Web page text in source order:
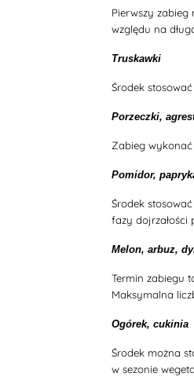
Pierwszy
względu na
Truskawki
Środek
Porzeczki,
Zabieg wykonać
Pomidor,
Środek
fazy dojrzałości
Melon, arbuz,
Termin zabiegu
Maksymalna
Ogórek, cukinia
Środek można
w sezonie